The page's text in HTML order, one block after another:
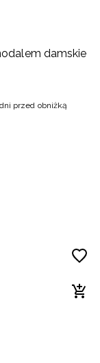
damskie
przed obniżką